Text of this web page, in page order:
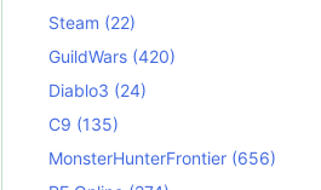
Steam (22)
GuildWars (420)
Diablo3 (24)
C9 (135)
MonsterHunterFrontier (656)